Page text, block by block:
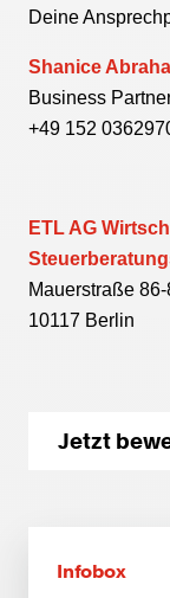
Deine
Shanice Abraha
Business
+49 152
ETL AG
Mauerstraße
10117 Berlin
Jetzt
Infobox